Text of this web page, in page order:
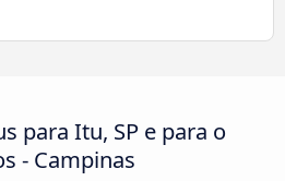
para Itu, SP e para o
- Campinas